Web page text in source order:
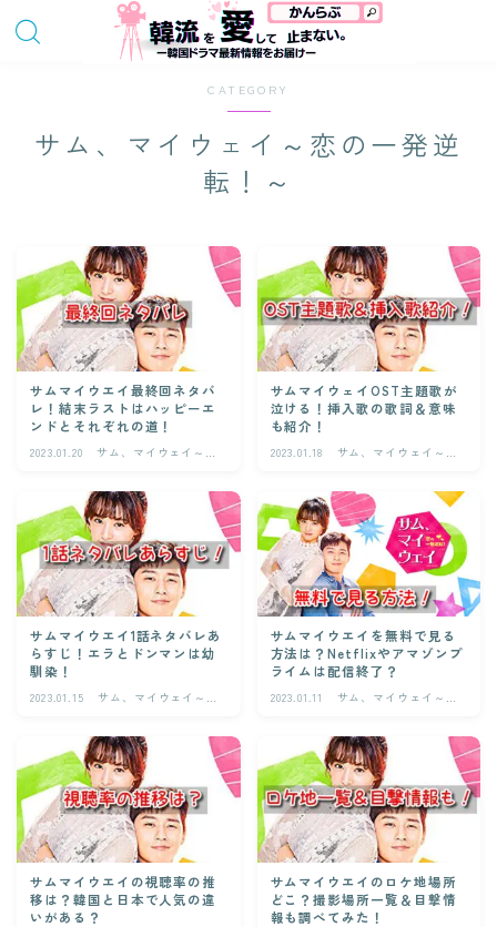
CATEGORY
サム、マイウェイ～恋の一発逆
転！～
サムマイウエイ最終回ネタバ
レ！結末ラストはハッピーエ
ンドとそれぞれの道！
2023.01.20
サム、マイウェイ～恋
サムマイウェイOST主題歌が
泣ける！挿入歌の歌詞＆意味
も紹介！
2023.01.18
サム、マイウェイ～恋
サムマイウエイ1話ネタバレあ
らすじ！エラとドンマンは幼
馴染！
2023.01.15
サム、マイウェイ～恋
サムマイウエイを無料で見る
方法は？Netflixやアマゾンプ
ライムは配信終了？
2023.01.11
サム、マイウェイ～恋
サムマイウエイの視聴率の推
移は？韓国と日本で人気の違
いがある？
サムマイウエイのロケ地場所
どこ？撮影場所一覧＆目撃情
報も調べてみた！